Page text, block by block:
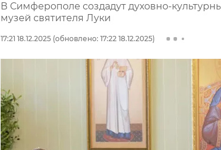
В Симферополе создадут духовно-
музей святителя Луки
17:21 18.12.2025 (обновлено: 17:22 18.12.2025)